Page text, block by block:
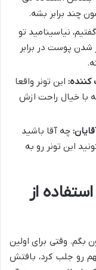
چند برابر بشه.
نیاسینامید تو
شدن پوست در برابر
کننده: این تونر واقعا
با خیال راحت ازش
چه آقا باشید
این تونر رو به
از
بگم. وقتی برای اولین
رو جلب کرد، بافتش